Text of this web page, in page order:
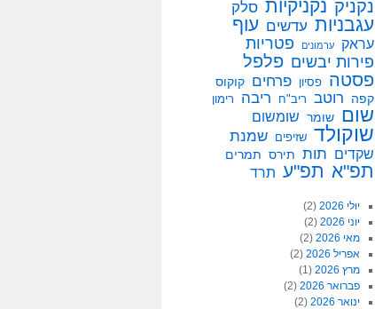
נקניק נקניקיות סלק
עגבניות עדשים עוף
עראק ערמונים
פטריות
פירות יבשים פלפל
פסטה פסיון פרחים קוקוס
קפה
רוטב ריב"ח ריבה רימון
שום שומר שומשום
שוקולד שזיפים שמנת
שקדים תות תירס תמרים
תפ"א תפ"ע תרד
יולי 2026
(2)
יוני 2026
(2)
מאי 2026
(2)
אפריל 2026
(2)
מרץ 2026
(1)
פברואר 2026
(2)
ינואר 2026
(2)